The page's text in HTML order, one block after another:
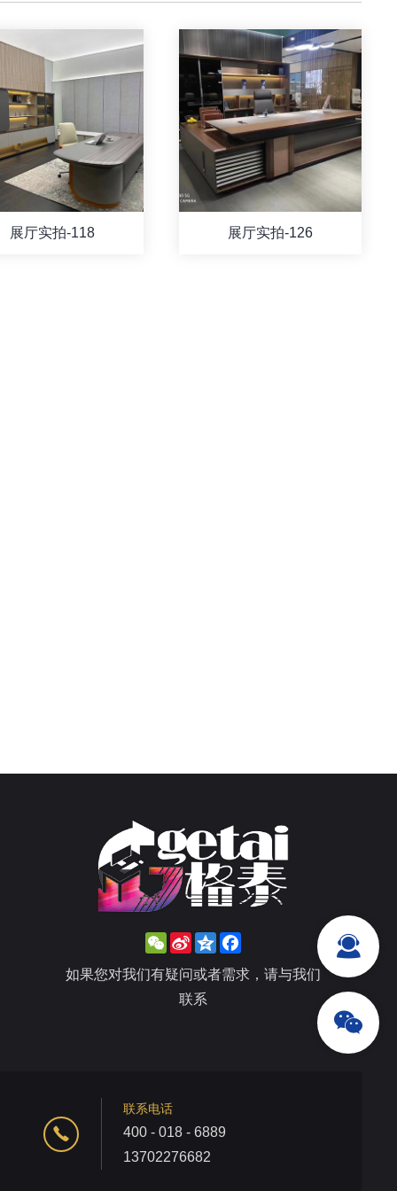
展厅实拍-118 展厅实拍-126
WeChat
Sina
Weibo
Qzone
如果您对我们有疑问或者需求，请与我们
联系
联系电话
400 - 018 - 6889
13702276682